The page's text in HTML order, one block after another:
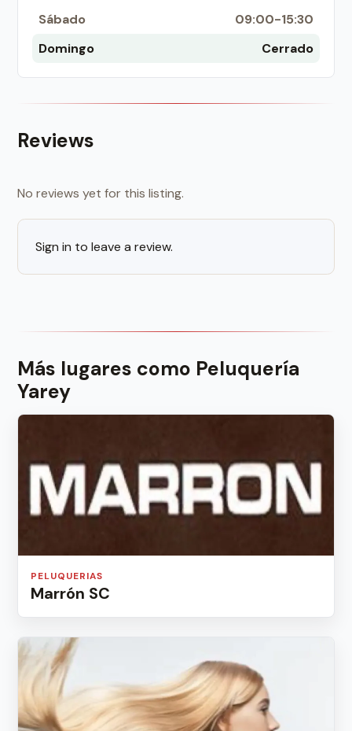
Sábado
09:00-15:30
Domingo
Cerrado
Reviews
No reviews yet for this listing.
Sign in to leave a review.
Más lugares como Peluquería
Yarey
PELUQUERIAS
Marrón SC